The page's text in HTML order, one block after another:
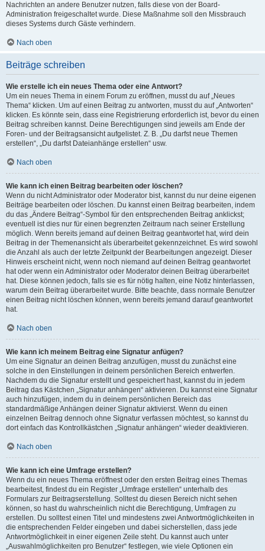
Nachrichten an andere Benutzer nutzen, falls diese von der Board-
Administration freigeschaltet wurde. Diese Maßnahme soll den Missbrauch
dieses Systems durch Gäste verhindern.
Nach oben
Beiträge schreiben
Wie erstelle ich ein neues Thema oder eine Antwort?
Um ein neues Thema in einem Forum zu eröffnen, musst du auf „Neues
Thema“ klicken. Um auf einen Beitrag zu antworten, musst du auf „Antworten“
klicken. Es könnte sein, dass eine Registrierung erforderlich ist, bevor du einen
Beitrag schreiben kannst. Deine Berechtigungen sind jeweils am Ende der
Foren- und der Beitragsansicht aufgelistet. Z. B. „Du darfst neue Themen
erstellen“, „Du darfst Dateianhänge erstellen“ usw.
Nach oben
Wie kann ich einen Beitrag bearbeiten oder löschen?
Wenn du nicht Administrator oder Moderator bist, kannst du nur deine eigenen
Beiträge bearbeiten oder löschen. Du kannst einen Beitrag bearbeiten, indem
du das „Ändere Beitrag“-Symbol für den entsprechenden Beitrag anklickst;
eventuell ist dies nur für einen begrenzten Zeitraum nach seiner Erstellung
möglich. Wenn bereits jemand auf deinen Beitrag geantwortet hat, wird dein
Beitrag in der Themenansicht als überarbeitet gekennzeichnet. Es wird sowohl
die Anzahl als auch der letzte Zeitpunkt der Bearbeitungen angezeigt. Dieser
Hinweis erscheint nicht, wenn noch niemand auf deinen Beitrag geantwortet
hat oder wenn ein Administrator oder Moderator deinen Beitrag überarbeitet
hat. Diese können jedoch, falls sie es für nötig halten, eine Notiz hinterlassen,
warum dein Beitrag überarbeitet wurde. Bitte beachte, dass normale Benutzer
einen Beitrag nicht löschen können, wenn bereits jemand darauf geantwortet
hat.
Nach oben
Wie kann ich meinem Beitrag eine Signatur anfügen?
Um eine Signatur an deinen Beitrag anzufügen, musst du zunächst eine
solche in den Einstellungen in deinem persönlichen Bereich entwerfen.
Nachdem du die Signatur erstellt und gespeichert hast, kannst du in jedem
Beitrag das Kästchen „Signatur anhängen“ aktivieren. Du kannst eine Signatur
auch hinzufügen, indem du in deinem persönlichen Bereich das
standardmäßige Anhängen deiner Signatur aktivierst. Wenn du einen
einzelnen Beitrag dennoch ohne Signatur verfassen möchtest, so kannst du
dort einfach das Kontrollkästchen „Signatur anhängen“ wieder deaktivieren.
Nach oben
Wie kann ich eine Umfrage erstellen?
Wenn du ein neues Thema eröffnest oder den ersten Beitrag eines Themas
bearbeitest, findest du ein Register „Umfrage erstellen“ unterhalb des
Formulars zur Beitragserstellung. Solltest du diesen Bereich nicht sehen
können, so hast du wahrscheinlich nicht die Berechtigung, Umfragen zu
erstellen. Du solltest einen Titel und mindestens zwei Antwortmöglichkeiten in
die entsprechenden Felder eingeben und dabei sicherstellen, dass jede
Antwortmöglichkeit in einer eigenen Zeile steht. Du kannst auch unter
„Auswahlmöglichkeiten pro Benutzer“ festlegen, wie viele Optionen ein